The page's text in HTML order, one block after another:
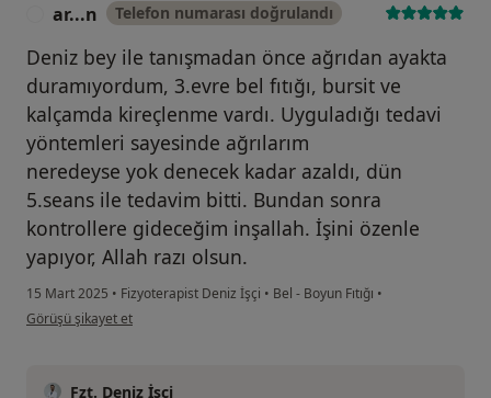
ar...n Telefon numarası doğrulandı
Deniz bey ile tanışmadan önce ağrıdan ayakta
duramıyordum, 3.evre bel fıtığı, bursit ve
kalçamda kireçlenme vardı. Uyguladığı tedavi
yöntemleri sayesinde ağrılarım
neredeyse yok denecek kadar azaldı, dün
5.seans ile tedavim bitti. Bundan sonra
kontrollere gideceğim inşallah. İşini özenle
yapıyor, Allah razı olsun.
15 Mart 2025 • Fizyoterapist Deniz İşçi • Bel - Boyun Fıtığı •
kullanıcının görüşüne göre ar...n
Görüşü şikayet et
Fzt. Deniz İşçi